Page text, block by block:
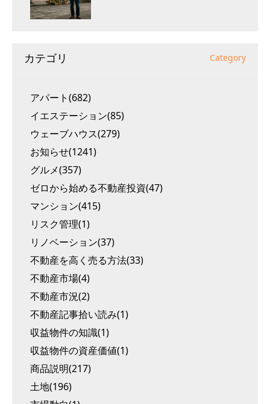
カテゴリ Category
アパート(682)
イエステーション(85)
ウェーブハウス(279)
お知らせ(1241)
グルメ(357)
ゼロから始める不動産投資(47)
マンション(415)
リスク管理(1)
リノベーション(37)
不動産を高く売る方法(33)
不動産市場(4)
不動産市況(2)
不動産記事拾い読み(1)
収益物件の知識(1)
収益物件の資産価値(1)
商品説明(217)
土地(196)